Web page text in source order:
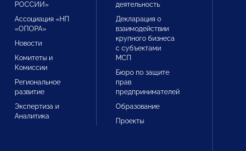
РОССИИ»
Ассоциация «НП
«ОПОРА»
Новости
Комитеты и
Комиссии
Региональное
развитие
Экспертиза и
Аналитика
деятельность
Декларация о
взаимодействии
крупного бизнеса
с субъектами
МСП
Бюро по защите
прав
предпринимателей
Образование
Проекты